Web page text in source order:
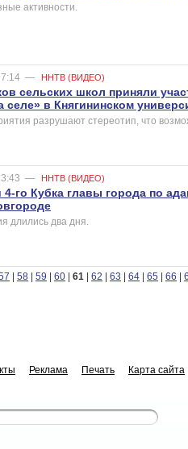
активности.
— ННТВ (ВИДЕО)
сельских школ приняли
селе» в Княгининском
разрушают стереотип, что
— ННТВ (ВИДЕО)
го Кубка главы города по
длились два дня.
| 58 | 59 | 60 | 61 | 62 | 63 | 64 | 65 | 66 |
Реклама Печать Карта сайта